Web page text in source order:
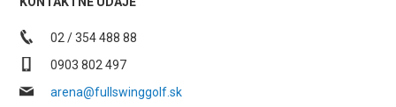
02 / 354 488 88
0903 802 497
arena@fullswinggolf.sk